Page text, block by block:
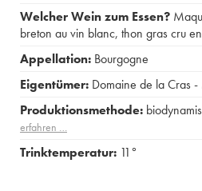
Welcher Wein zum Essen?
breton au vin blanc, thon gras cru
Appellation: Bourgogne
Eigentümer: Domaine de la Cras
Produktionsmethode:
erfahren …
Trinktemperatur: 11°